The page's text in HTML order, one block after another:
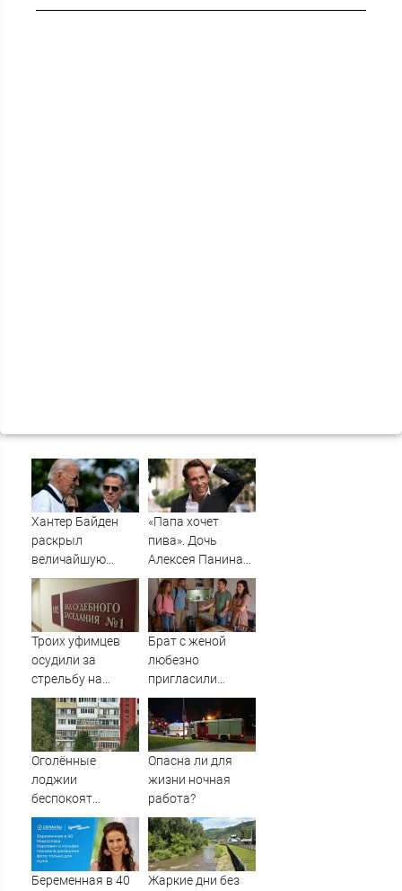
Хантер Байден
раскрыл
величайшую
ошибку своего
отца: бездействие
против Трампа
«Папа хочет
пива». Дочь
Алексея Панина*
поставила отцу
печальный
диагноз
Троих уфимцев
осудили за
стрельбу на
кладбище в
Башкирии
Брат с женой
любезно
пригласили
погостить, но
лучше бы мы
сняли квартиру
Оголённые
лоджии
беспокоят
мурманчан
Опасна ли для
жизни ночная
работа?
Беременная в 40
Жаркие дни без